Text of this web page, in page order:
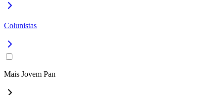
Colunistas
Mais Jovem Pan